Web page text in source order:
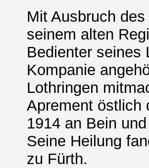
Mit Ausbruch
seinem alten
Bedienter seines
Kompanie
Lothringen
Aprement östlich
1914 an Bein
Seine Heilung
zu Fürth.